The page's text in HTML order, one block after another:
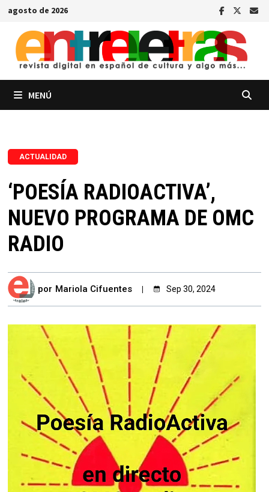
Saltar
contenido
agosto de 2026
MENÚ
ACTUALIDAD
‘POESÍA RADIOACTIVA’,
NUEVO PROGRAMA DE OMC
RADIO
por Mariola Cifuentes Sep 30, 2024